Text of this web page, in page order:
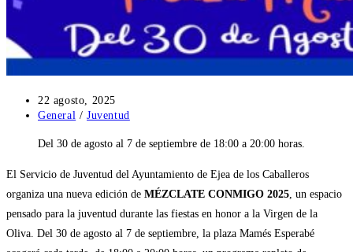
Publicación
de
entrada:
22 agosto, 2025
Categoría
la
General / Juventud
Del 30 de agosto al 7 de septiembre de 18:00 a 20:00 horas.
El Servicio de Juventud del Ayuntamiento de Ejea de los Caballeros
organiza una nueva edición de MÉZCLATE CONMIGO 2025 , un espacio
pensado para la juventud durante las fiestas en honor a la Virgen de la
Oliva. Del 30 de agosto al 7 de septiembre, la plaza Mamés Esperabé